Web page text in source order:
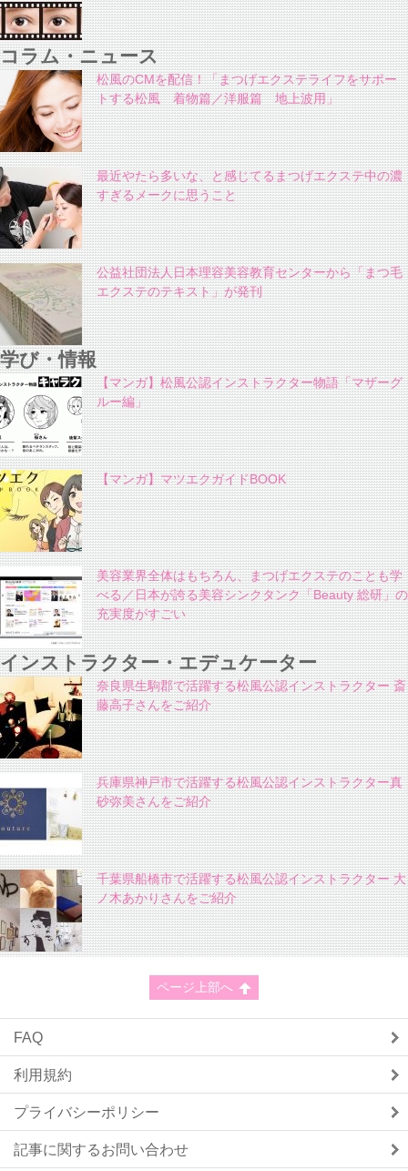
コラム・ニュース
松風のCMを配信！「まつげエクステライフをサポー
トする松風 着物篇／洋服篇 地上波用」
最近やたら多いな、と感じてるまつげエクステ中の濃
すぎるメークに思うこと
公益社団法人日本理容美容教育センターから「まつ毛
エクステのテキスト」が発刊
学び・情報
【マンガ】松風公認インストラクター物語「マザーグ
ルー編」
【マンガ】マツエクガイドBOOK
美容業界全体はもちろん、まつげエクステのことも学
べる／日本が誇る美容シンクタンク「Beauty 総研」の
充実度がすごい
インストラクター・エデュケーター
奈良県生駒郡で活躍する松風公認インストラクター 斎
藤高子さんをご紹介
兵庫県神戸市で活躍する松風公認インストラクター真
砂弥美さんをご紹介
千葉県船橋市で活躍する松風公認インストラクター 大
ノ木あかりさんをご紹介
ページ上部へ
FAQ
利用規約
プライバシーポリシー
記事に関するお問い合わせ